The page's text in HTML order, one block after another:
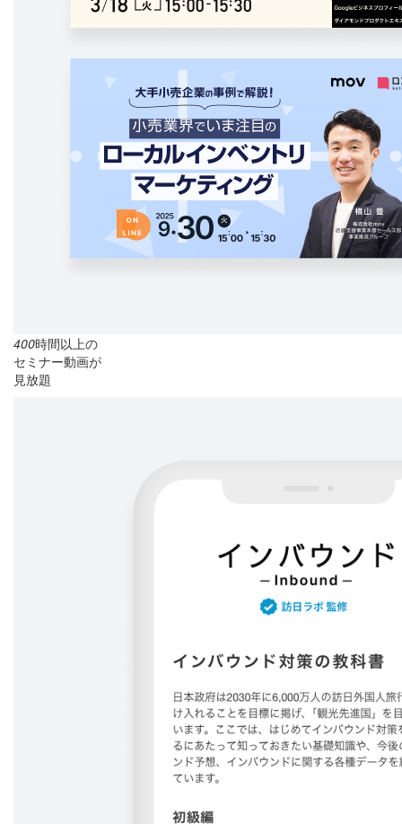
400時間以上の
セミナー動画が
見放題